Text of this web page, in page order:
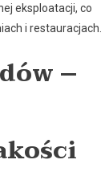
eksploatacji, co
i restauracjach.
–